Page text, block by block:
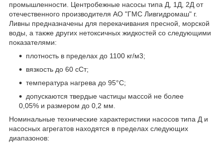
промышленности. Центробежные насосы типа Д, 1Д, 2Д от
отечественного производителя АО "ГМС Ливгидромаш" г.
Ливны предназначены для перекачивания пресной, морской
воды, а также других нетоксичных жидкостей со следующими
показателями:
плотность в пределах до 1100 кг/м3;
вязкость до 60 сСт;
температура нагрева до 95°С;
допускаются твердые частицы массой не более
0,05% и размером до 0,2 мм.
Номинальные технические характеристики насосов типа Д и
насосных агрегатов находятся в пределах следующих
диапазонов: